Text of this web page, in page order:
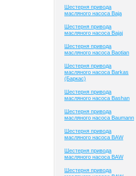
Шестерня привода
масляного насоса Baja
Шестерня привода
масляного насоса Bajaj
Шестерня привода
масляного насоса Baotian
Шестерня привода
масляного насоса Barkas
(Баркас)
Шестерня привода
масляного насоса Bashan
Шестерня привода
масляного насоса Baumann
Шестерня привода
масляного насоса BAW
Шестерня привода
масляного насоса BAW
Шестерня привода